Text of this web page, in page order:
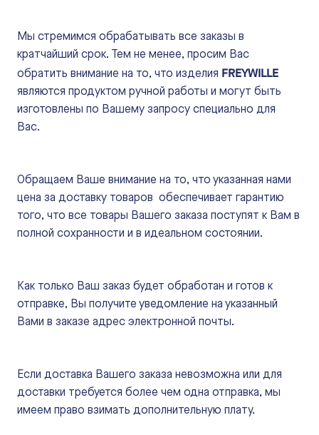
Мы стремимся обрабатывать все заказы в
кратчайший срок. Тем не менее, просим Вас
обратить внимание на то, что изделия FREYWILLE
являются продуктом ручной работы и могут быть
изготовлены по Вашему запросу специально для
Вас.
Обращаем Ваше внимание на то, что указанная нами
цена за доставку товаров обеспечивает гарантию
того, что все товары Вашего заказа поступят к Вам в
полной сохранности и в идеальном состоянии.
Как только Ваш заказ будет обработан и готов к
отправке, Вы получите уведомление на указанный
Вами в заказе адрес электронной почты.
Если доставка Вашего заказа невозможна или для
доставки требуется более чем одна отправка, мы
имеем право взимать дополнительную плату.